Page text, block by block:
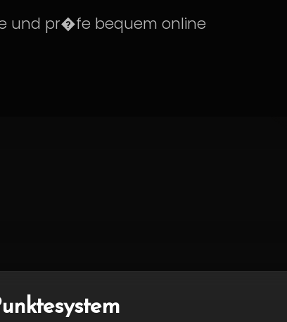
und pr�fe bequem online